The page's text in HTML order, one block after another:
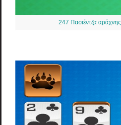
247 Πασιέντζα αράχνης